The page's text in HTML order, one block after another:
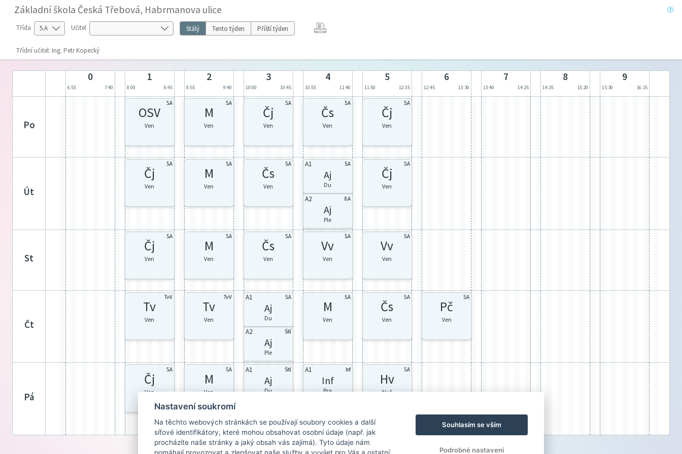
Základní škola Česká Třebová, Habrmanova ulice
Třída Učitel Stálý Tento týden Příští týden
Třídní učitel: Ing. Petr Kopecký
0
6:55 7:40
1
8:00 8:45
2
8:55 9:40
3
10:00 10:45
4
10:55 11:40
5
11:50 12:35
6
12:45 13:30
7
13:40 14:25
8
14:35 15:20
9
15:30 16:15
po
5.A
OSV
Ven
5.A
M
Ven
5.A
Čj
Ven
5.A
Čs
Ven
5.A
Čj
Ven
út
5.A
Čj
Ven
5.A
M
Ven
5.A
Čs
Ven
A1 5.A
Aj
Du
A2 8.A
Aj
Ple
5.A
Čj
Ven
st
5.A
Čj
Ven
5.A
M
Ven
5.A
Čs
Ven
5.A
Vv
Ven
5.A
Vv
Ven
čt
Tv-V
Tv
Ven
Tv-V
Tv
Ven
A1 5.A
Aj
Du
A2 Šití
Aj
Ple
5.A
M
Ven
5.A
Čs
Ven
5.A
Pč
Ven
pá
5.A
Čj
Ven
5.A
M
Ven
A1 Šití
Aj
Du
Pra
A1 Inf
Inf
Pra
Ple
5.A
Hv
Nvč
Nastavení soukromí
Na těchto webových stránkách se používají soubory cookies a další
síťové identifikátory, které mohou obsahovat osobní údaje (např. jak
procházíte naše stránky a jaký obsah vás zajímá). Tyto údaje nám
Souhlasím se vším
Podrobné nastavení